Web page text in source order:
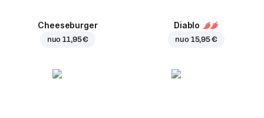
Cheeseburger
nuo11,95 €
Diablo
nuo 15,95 €